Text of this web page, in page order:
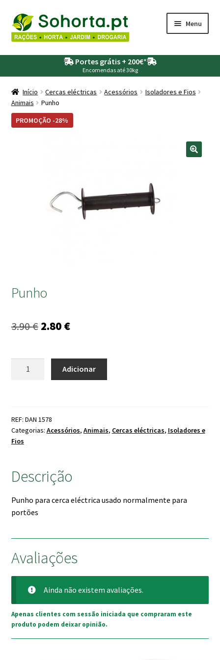
Ir
para
a
navegação
Saltar
para
o
conteúdo
Menu
Agricultura
Drogaria
Portes grátis + 200€*
Encomendas até 30kg
Início Cercas eléctricas Acessórios
Isoladores e Fios
Animais
Punho
PROMOÇÃO -28%
Punho
3.90€ O
original
era:
2.80 €O
atual
é:
Adicionar
REF: DAN 1578
Categorias: Acessórios, Animais, Cercas eléctricas, Isoladores e
Fios
Descrição
Punho para cerca eléctrica usado normalmente para
portões
Avaliações
Ainda não existem avaliações.
Apenas clientes com sessão iniciada que compraram este
produto podem deixar opinião.